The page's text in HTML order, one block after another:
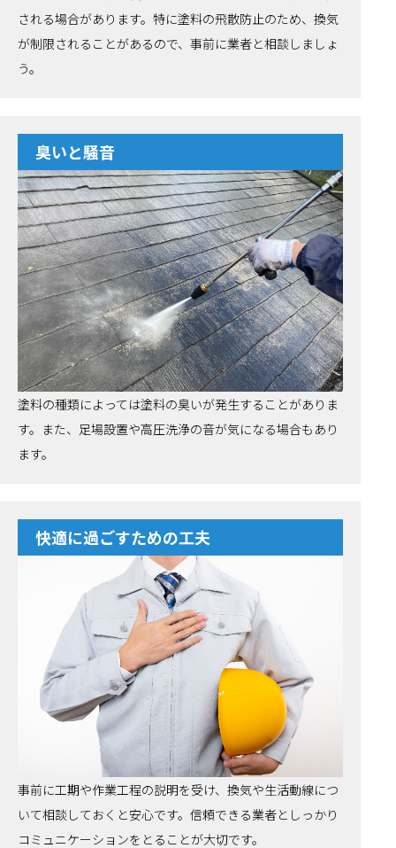
される場合があります。特に塗料の飛散防止のため、換気
が制限されることがあるので、事前に業者と相談しましょ
う。
臭いと騒音
塗料の種類によっては塗料の臭いが発生することがありま
す。また、足場設置や高圧洗浄の音が気になる場合もあり
ます。
快適に過ごすための工夫
事前に工期や作業工程の説明を受け、換気や生活動線につ
いて相談しておくと安心です。信頼できる業者としっかり
コミュニケーションをとることが大切です。